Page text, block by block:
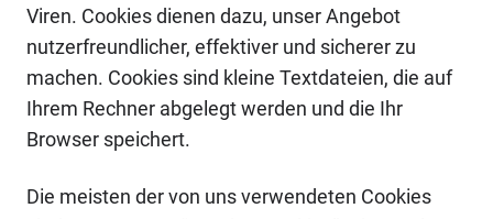
Viren. Cookies dienen dazu, unser Angebot
nutzerfreundlicher, effektiver und sicherer zu
machen. Cookies sind kleine Textdateien, die auf
Ihrem Rechner abgelegt werden und die Ihr
Browser speichert.
Die meisten der von uns verwendeten Cookies